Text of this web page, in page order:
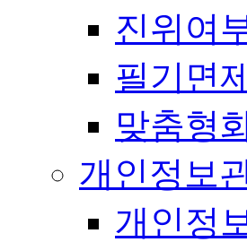
진위여
필기면
맞춤형
개인정보
개인정